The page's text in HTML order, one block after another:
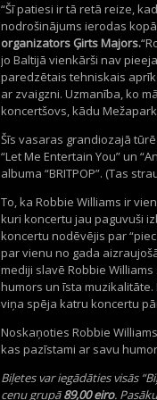
“Šī patiesi ir tā retā reize,
nodrošinājums ierodas
organizators Ģirts Majors.
jo Baltijā vienkārši nav
paredzētais tehniskais
ar zvaigzni. Uzmanība, ko
koncertšovs, kādu
Šīs vasaras grandiozajā
“Let Me Entertain You” un
albuma “BRITPOP”. (Tas
To, ka Robbie Williams ir
kuri koncertu jau paguvuši
koncertu nodēvējis par
par vienu no gada
mediji slavē Robbie
humors un īsta
viņa spēja katru koncertu
Noskaņoties Robbie
kas pazīstami ar savu
Biļetes var iegādāties visās
cenu grupā89,00 eiro.